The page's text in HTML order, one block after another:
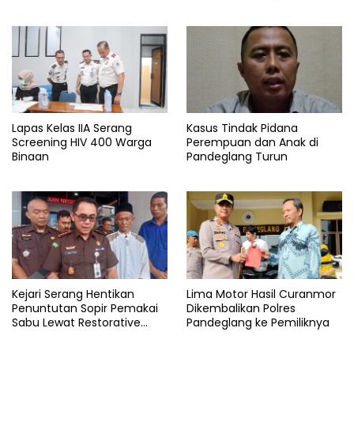
Lapas Kelas IIA Serang
Screening HIV 400 Warga
Binaan
Kasus Tindak Pidana
Perempuan dan Anak di
Pandeglang Turun
Kejari Serang Hentikan
Penuntutan Sopir Pemakai
Sabu Lewat Restorative
Lima Motor Hasil Curanmor
Dikembalikan Polres
Pandeglang ke Pemiliknya